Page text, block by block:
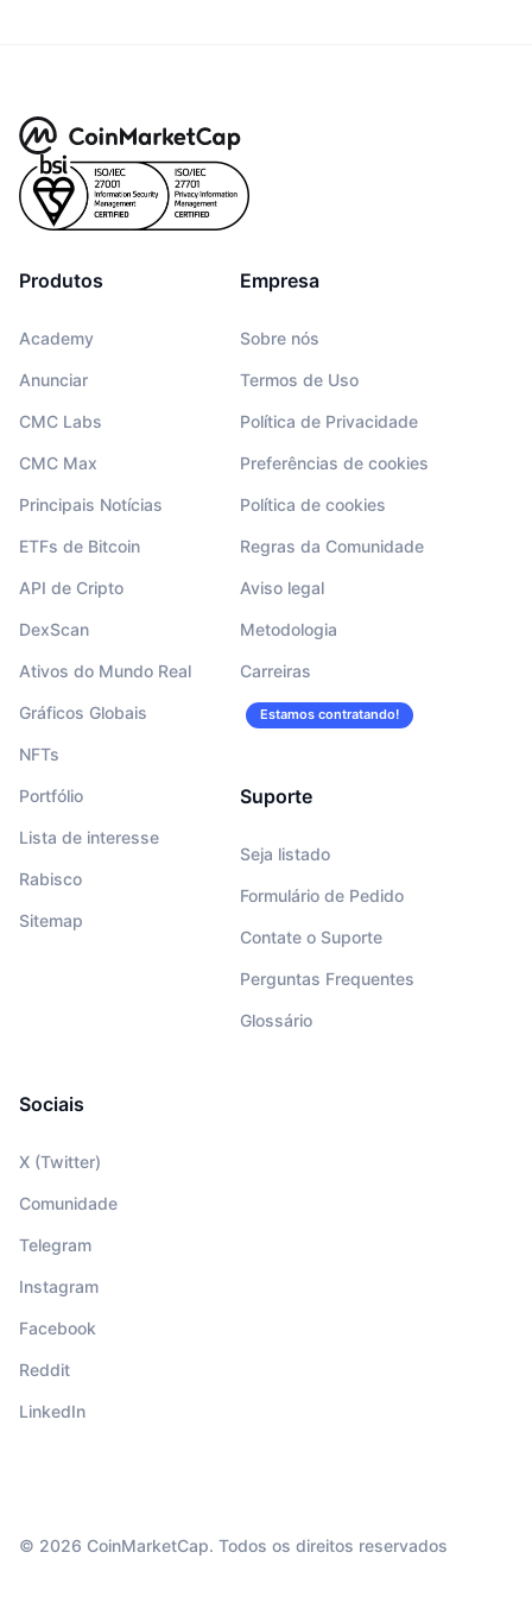
Produtos
Academy
Anunciar
CMC Labs
CMC Max
Principais Notícias
ETFs de Bitcoin
API de Cripto
DexScan
Ativos do Mundo Real
Gráficos Globais
NFTs
Portfólio
Lista de interesse
Rabisco
Sitemap
Empresa
Sobre nós
Termos de Uso
Política de Privacidade
Preferências de cookies
Política de cookies
Regras da Comunidade
Aviso legal
Metodologia
Carreiras
Estamos contratando!
Suporte
Seja listado
Formulário de Pedido
Contate o Suporte
Perguntas Frequentes
Glossário
Sociais
X (Twitter)
Comunidade
Telegram
Instagram
Facebook
Reddit
LinkedIn
© 2026 CoinMarketCap. Todos os direitos reservados